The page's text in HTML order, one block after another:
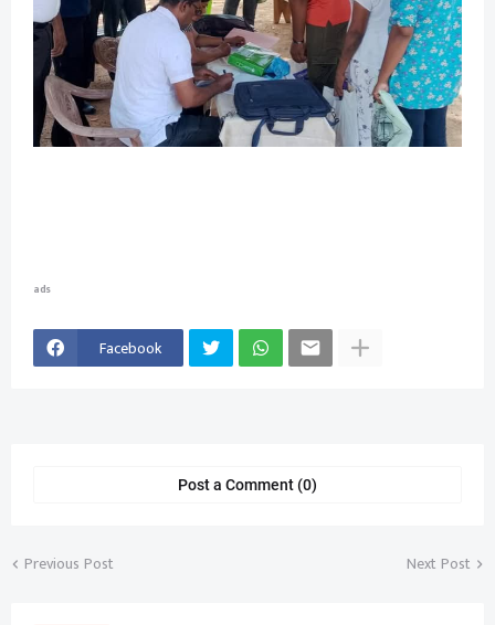
ads
Facebook
Post a Comment (0)
Previous Post Next Post